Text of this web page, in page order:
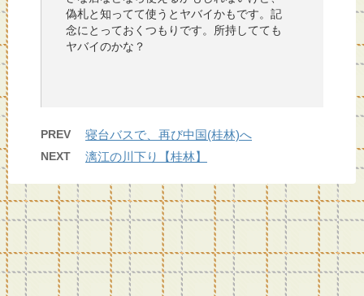
偽札と知ってて使うとヤバイかもです。記
念にとっておくつもりです。所持してても
ヤバイのかな？
PREV 寝台バスで、再び中国(桂林)へ
NEXT 漓江の川下り【桂林】